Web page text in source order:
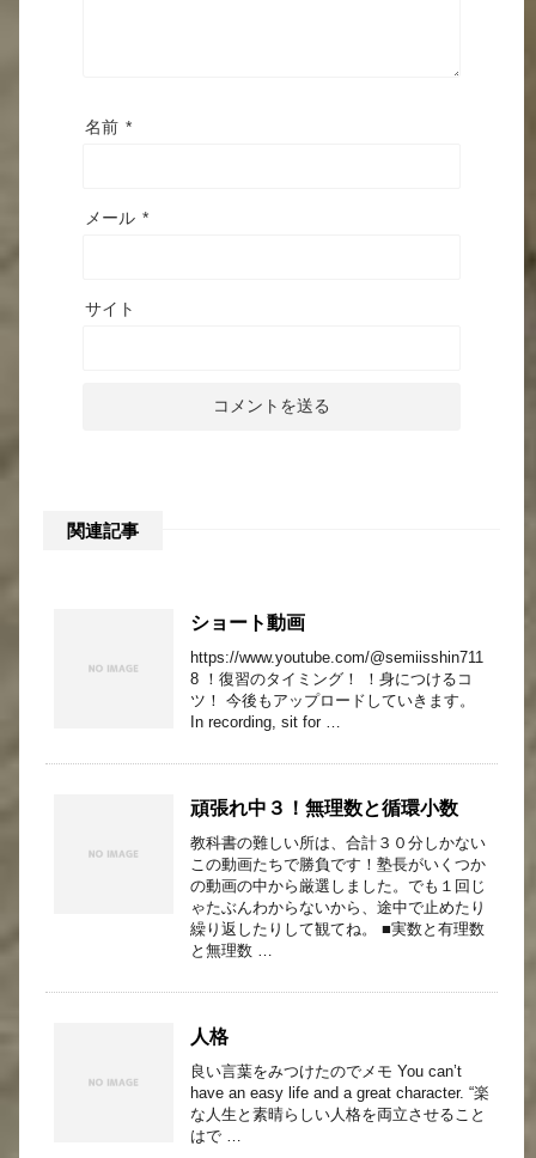
名前 *
メール *
サイト
関連記事
ショート動画
https://www.youtube.com/@semiisshin711
8 ！復習のタイミング！ ！身につけるコ
ツ！ 今後もアップロードしていきます。
In recording, sit for …
頑張れ中３！無理数と循環小数
教科書の難しい所は、合計３０分しかない
この動画たちで勝負です！塾長がいくつか
の動画の中から厳選しました。でも１回じ
ゃたぶんわからないから、途中で止めたり
繰り返したりして観てね。 ■実数と有理数
と無理数 …
人格
良い言葉をみつけたのでメモ You can’t
have an easy life and a great character. “楽
な人生と素晴らしい人格を両立させること
はで …